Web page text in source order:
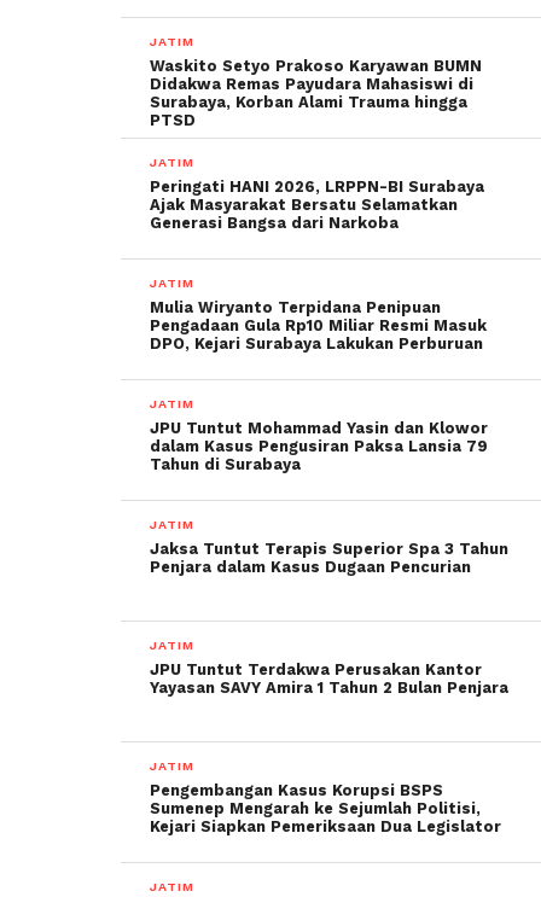
JATIM
Waskito Setyo Prakoso Karyawan BUMN
Didakwa Remas Payudara Mahasiswi di
Surabaya, Korban Alami Trauma hingga
PTSD
JATIM
Peringati HANI 2026, LRPPN-BI Surabaya
Ajak Masyarakat Bersatu Selamatkan
Generasi Bangsa dari Narkoba
JATIM
Mulia Wiryanto Terpidana Penipuan
Pengadaan Gula Rp10 Miliar Resmi Masuk
DPO, Kejari Surabaya Lakukan Perburuan
JATIM
JPU Tuntut Mohammad Yasin dan Klowor
dalam Kasus Pengusiran Paksa Lansia 79
Tahun di Surabaya
JATIM
Jaksa Tuntut Terapis Superior Spa 3 Tahun
Penjara dalam Kasus Dugaan Pencurian
JATIM
JPU Tuntut Terdakwa Perusakan Kantor
Yayasan SAVY Amira 1 Tahun 2 Bulan Penjara
JATIM
Pengembangan Kasus Korupsi BSPS
Sumenep Mengarah ke Sejumlah Politisi,
Kejari Siapkan Pemeriksaan Dua Legislator
JATIM